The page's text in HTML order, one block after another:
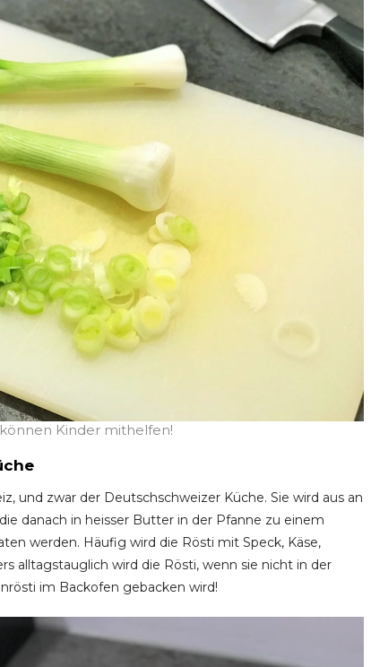
Kinder mithelfen!
und zwar der Deutschschweizer Küche. Sie wird aus an
danach in heisser Butter in der Pfanne zu einem
werden. Häufig wird die Rösti mit Speck, Käse,
alltagstauglich wird die Rösti, wenn sie nicht in der
im Backofen gebacken wird!